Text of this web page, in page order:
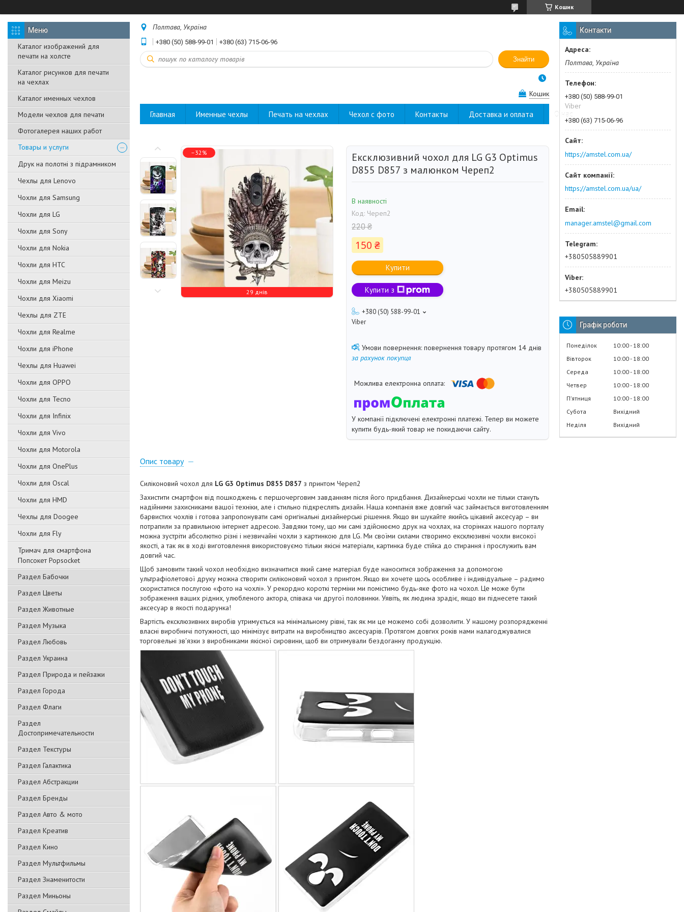
Кошик
Каталог изображений для
печати на холсте
Каталог рисунков для печати
на чехлах
Каталог именных чехлов
Модели чехлов для печати
Фотогалерея наших работ
Товары и услуги
Друк на полотні з підрамником
Чехлы для Lenovo
Чохли для Samsung
Чохли для LG
Чохли для Sony
Чохли для Nokia
Чохли для HTC
Чохли для Meizu
Чохли для Xiaomi
Чехлы для ZTE
Чохли для Realme
Чохли для iPhone
Чехлы для Huawei
Чохли для OPPO
Чохли для Tecno
Чохли для Infinix
Чохли для Vivo
Чохли для Motorola
Чохли для OnePlus
Чохли для Oscal
Чохли для HMD
Чехлы для Doogee
Чохли для Fly
Тримач для смартфона
Попсокет Popsocket
Раздел Бабочки
Раздел Цветы
Раздел Животные
Раздел Музыка
Раздел Любовь
Раздел Украина
Раздел Природа и пейзажи
Раздел Города
Раздел Флаги
Раздел
Достопримечательности
Раздел Текстуры
Раздел Галактика
Раздел Абстракции
Раздел Бренды
Раздел Авто & мото
Раздел Креатив
Раздел Кино
Раздел Мультфильмы
Раздел Знаменитости
Раздел Миньоны
Полтава, Україна
+380 (50) 588-99-01 +380 (63) 715-06-96
Знайти
Кошик
Главная Именные чехлы Печать на чехлах Чехол с фото Контакты Доставка и оплата О нас
–32%
29 днів
Ексклюзивний чохол для LG G3 Optimus
D855 D857 з малюнком Череп2
В наявності
Код: Череп2
220 ₴
150 ₴
Купити
Купити з
+380 (50) 588-99-01
Viber
повернення товару протягом 14 днів
за рахунок покупця
У компанії підключені електронні платежі. Тепер ви можете
купити будь-який товар не покидаючи сайту.
Опис товару
Силіконовий чохол для LG G3 Optimus D855 D857 з принтом Череп2
Захистити смартфон від пошкоджень є першочерговим завданням після його придбання. Дизайнерські чохли не тільки стануть
надійними захисниками вашої техніки, але і стильно підкреслять дизайн. Наша компанія вже довгий час займається виготовленням
барвистих чохлів і готова запропонувати самі оригінальні дизайнерські рішення. Якщо ви шукайте якийсь цікавий аксесуар – ви
потрапили за правильною інтернет адресою. Завдяки тому, що ми самі здійснюємо друк на чохлах, на сторінках нашого порталу
можна зустріти абсолютно різні і незвичайні чохли з картинкою для LG. Ми своїми силами створимо ексклюзивні чохли високої
якості, а так як в ході виготовлення використовуємо тільки якісні матеріали, картинка буде стійка до стирання і прослужить вам
довгий час.
Щоб замовити такий чохол необхідно визначитися який саме матеріал буде наноситися зображення за допомогою
ультрафіолетової друку можна створити силіконовий чохол з принтом. Якщо ви хочете щось особливе і індивідуальне – радимо
скористатися послугою «фото на чохлі». У рекордно короткі терміни ми помістимо будь-яке фото на чохол. Це може бути
зображення ваших рідних, улюбленого актора, співака чи другої половинки. Уявіть, як людина зрадіє, якщо ви піднесете такий
аксесуар в якості подарунка!
Вартість ексклюзивних виробів утримується на мінімальному рівні, так як ми це можемо собі дозволити. У нашому розпорядженні
власні виробничі потужності, що мінімізує витрати на виробництво аксесуарів. Протягом довгих років нами налагоджувалися
торговельні зв'язки з виробниками якісної сировини, щоб ви отримували бездоганну продукцію.
Контакти
Полтава, Україна
+380 (50) 588-99-01
Viber
+380 (63) 715-06-96
https://amstel.com.ua/
https://amstel.com.ua/ua/
manager.amstel@gmail.com
+380505889901
+380505889901
Графік роботи
Понеділок 10:00 18:00
Вівторок
10:00 18:00
Середа
10:00 18:00
Четвер
10:00 18:00
Пʼятниця
10:00 18:00
Субота
Вихідний
Неділя
Вихідний